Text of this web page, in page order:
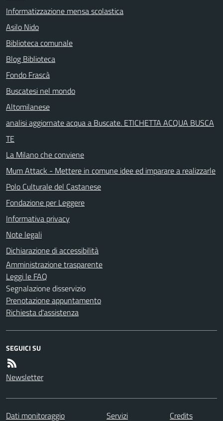
Informatizzazione mensa scolastica
Asilo Nido
Biblioteca comunale
Blog Biblioteca
Fondo Frascà
Buscatesi nel mondo
Altomilanese
analisi aggiornate acqua a Buscate. ETICHETTA ACQUA BUSCA
TE
La Milano che conviene
Mum Attack - Mettere in comune idee ed imparare a realizzarle
Polo Culturale del Castanese
Fondazione per Leggere
Informativa privacy
Note legali
Dichiarazione di accessibilità
Amministrazione trasparente
Leggi le FAQ
Segnalazione disservizio
Prenotazione appuntamento
Richiesta d'assistenza
SEGUICI SU
Newsletter
Dati monitoraggio Servizi Credits